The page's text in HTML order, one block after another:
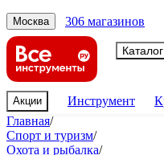
Москва 306 магазинов
Каталог
Акции Инструмент
Главная/
Спорт и туризм/
Охота и рыбалка/